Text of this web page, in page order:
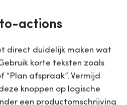
actions
direct duidelijk maken wat
korte teksten zoals
“Plan afspraak”. Vermijd
knoppen op logische
een productomschrijving